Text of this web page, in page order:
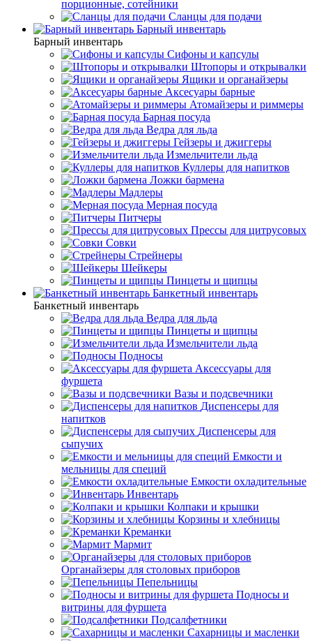
порционные, сотейники
Сланцы для подачи
Барный инвентарь
Барный инвентарь
Сифоны и капсулы
Штопоры и открывалки
Ящики и органайзеры
Аксесуары барные
Атомайзеры и риммеры
Барная посуда
Ведра для льда
Гейзеры и джиггеры
Измельчители льда
Куллеры для напитков
Ложки бармена
Мадлеры
Мерная посуда
Питчеры
Прессы для цитрусовых
Совки
Стрейнеры
Шейкеры
Пинцеты и щипцы
Банкетный инвентарь
Банкетный инвентарь
Ведра для льда
Пинцеты и щипцы
Измельчители льда
Подносы
Аксессуары для
фуршета
Вазы и подсвечники
Диспенсеры для
напитков
Диспенсеры для
сыпучих
Емкости и
мельницы для специй
Емкости охладительные
Инвентарь
Колпаки и крышки
Корзины и хлебницы
Креманки
Мармит
Органайзеры для столовых приборов
Пепельницы
Подносы и
витрины для фуршета
Подсалфетники
Сахарницы и масленки